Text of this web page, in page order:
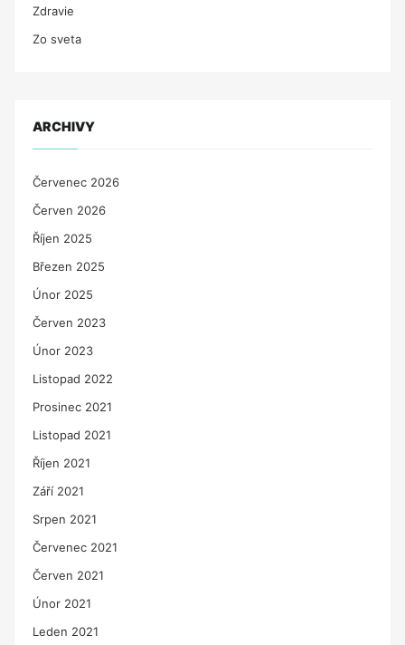
Zdravie
Zo sveta
ARCHIVY
Červenec 2026
Červen 2026
Říjen 2025
Březen 2025
Únor 2025
Červen 2023
Únor 2023
Listopad 2022
Prosinec 2021
Listopad 2021
Říjen 2021
Září 2021
Srpen 2021
Červenec 2021
Červen 2021
Únor 2021
Leden 2021